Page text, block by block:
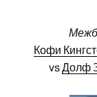
Кофи
vsДолф